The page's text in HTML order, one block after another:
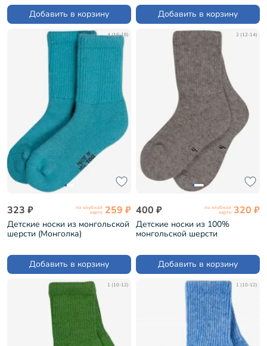
Добавить в корзину
Добавить в корзину
4 (16-18)
323 ₽ по клубной
карте 259 ₽
Детские носки из монгольской
шерсти (Монголка)
Добавить в корзину
2 (12-14)
400 ₽ по клубной
карте 320 ₽
Детские носки из 100%
монгольской шерсти
Добавить в корзину
1 (10-12) 1 (10-12)